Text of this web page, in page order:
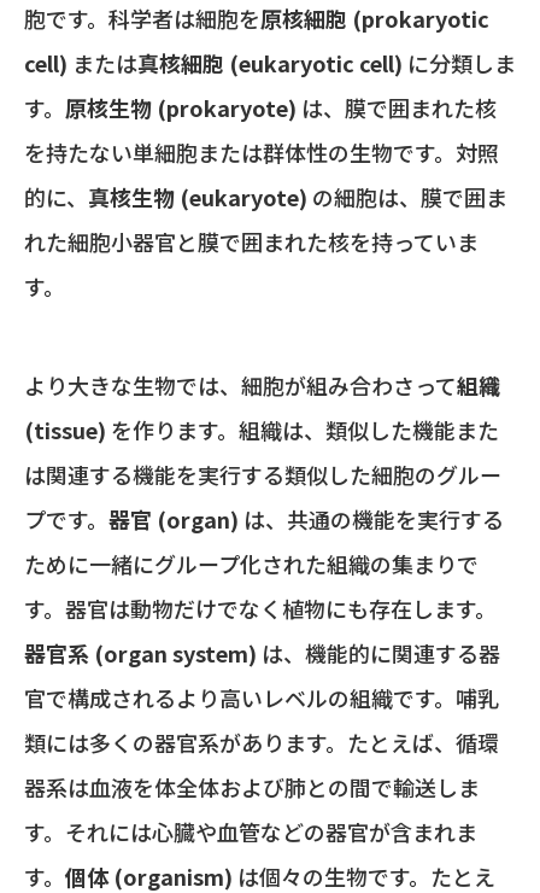
胞です。科学者は細胞を原核細胞 (prokaryotic
cell) または真核細胞 (eukaryotic cell) に分類しま
す。 原核生物 (prokaryote) は、膜で囲まれた核
を持たない単細胞または群体性の生物です。対照
的に、 真核生物 (eukaryote) の細胞は、膜で囲ま
れた細胞小器官と膜で囲まれた核を持っていま
す。
より大きな生物では、細胞が組み合わさって組織
(tissue) を作ります。組織は、類似した機能また
は関連する機能を実行する類似した細胞のグルー
プです。 器官 (organ) は、共通の機能を実行する
ために一緒にグループ化された組織の集まりで
す。器官は動物だけでなく植物にも存在します。
器官系 (organ system) は、機能的に関連する器
官で構成されるより高いレベルの組織です。哺乳
類には多くの器官系があります。たとえば、循環
器系は血液を体全体および肺との間で輸送しま
す。それには心臓や血管などの器官が含まれま
す。 個体 (organism) は個々の生物です。たとえ